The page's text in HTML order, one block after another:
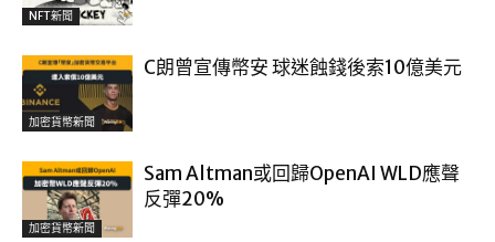
NFT新聞
加密貨幣新聞
C朗曾宣傳幣安 球迷蝕錢後索10億美元
加密貨幣新聞
Sam Altman或回歸OpenAI WLD應聲
反彈20%